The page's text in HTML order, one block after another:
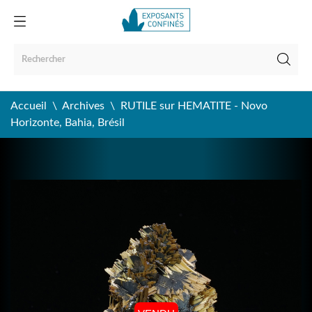
Accueil Archives
RUTILE sur HEMATITE - Novo
Horizonte, Bahia, Brésil